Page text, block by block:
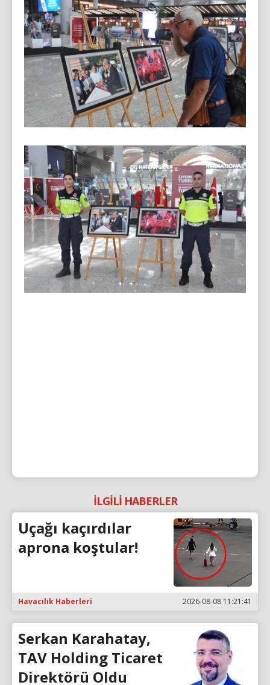
İLGİLİ HABERLER
Uçağı kaçırdılar
aprona koştular!
Havacılık Haberleri 2026-08-08 11:21:41
Serkan Karahatay,
TAV Holding Ticaret
Direktörü Oldu